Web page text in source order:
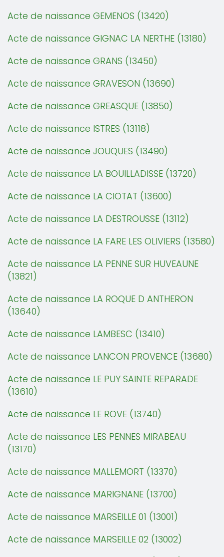
Acte de naissance GEMENOS (13420)
Acte de naissance GIGNAC LA NERTHE (13180)
Acte de naissance GRANS (13450)
Acte de naissance GRAVESON (13690)
Acte de naissance GREASQUE (13850)
Acte de naissance ISTRES (13118)
Acte de naissance JOUQUES (13490)
Acte de naissance LA BOUILLADISSE (13720)
Acte de naissance LA CIOTAT (13600)
Acte de naissance LA DESTROUSSE (13112)
Acte de naissance LA FARE LES OLIVIERS (13580)
Acte de naissance LA PENNE SUR HUVEAUNE
(13821)
Acte de naissance LA ROQUE D ANTHERON
(13640)
Acte de naissance LAMBESC (13410)
Acte de naissance LANCON PROVENCE (13680)
Acte de naissance LE PUY SAINTE REPARADE
(13610)
Acte de naissance LE ROVE (13740)
Acte de naissance LES PENNES MIRABEAU
(13170)
Acte de naissance MALLEMORT (13370)
Acte de naissance MARIGNANE (13700)
Acte de naissance MARSEILLE 01 (13001)
Acte de naissance MARSEILLE 02 (13002)